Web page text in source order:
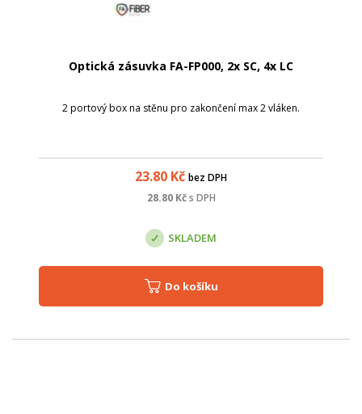
Optická zásuvka FA-FP000, 2x SC, 4x LC
2 portový box na stěnu pro zakončení max 2 vláken.
23.80 Kč bez DPH
28.80Kč s DPH
SKLADEM
Do košíku